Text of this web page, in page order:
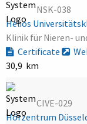
NSK-038
Helios
Klinik für Nieren-
Certificate
30,9 km
CIVE-029
Hörzentrum